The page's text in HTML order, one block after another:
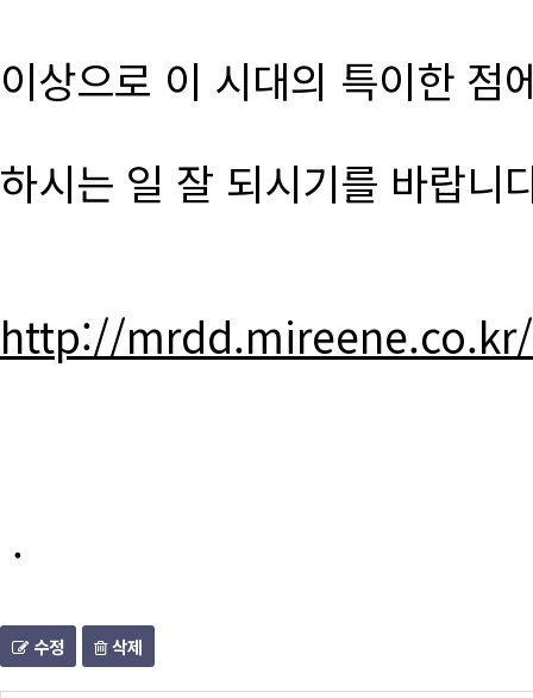
이상으로 이 시대의 특이한 점
하시는 일 잘 되시기를 바랍니
http://
.
수정 삭제